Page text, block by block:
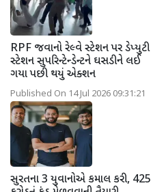
RPF જવાનો રેલ્વે સ્ટેશન પર ડેપ્યુટી
સ્ટેશન સુપરિન્ટેન્ડેન્ટને ઘસડીને લઈ
ગયા પછી થયું એક્શન
Published On 14 Jul 2026 09:31:21
સુરતના 3 યુવાનોએ કમાલ કરી, 425